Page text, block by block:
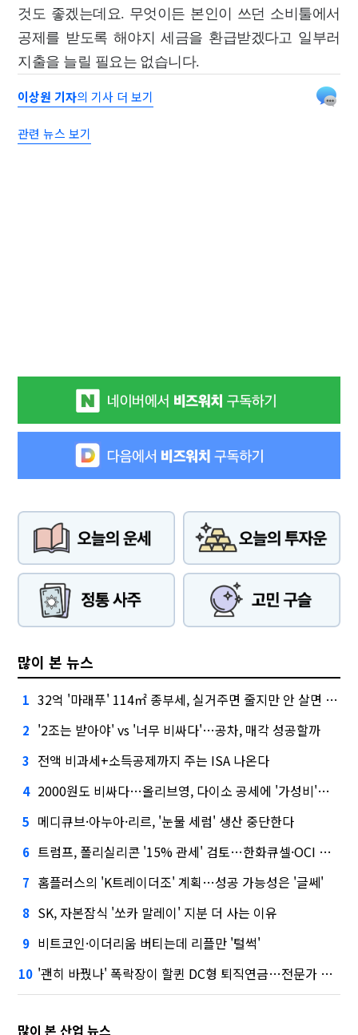
것도 좋겠는데요. 무엇이든 본인이 쓰던 소비툴에서
공제를 받도록 해야지 세금을 환급받겠다고 일부러
지출을 늘릴 필요는 없습니다.
이상원 기자의 기사 더 보기
관련 뉴스 보기
많이 본 뉴스
1 32억 '마래푸' 114㎡ 종부세, 실거주면 줄지만 안 살면 2.5배
2 '2조는 받아야' vs '너무 비싸다'…공차, 매각 성공할까
3 전액 비과세+소득공제까지 주는 ISA 나온다
4 2000원도 비싸다…올리브영, 다이소 공세에 '가성비'로 맞불
5 메디큐브·아누아·리르, '눈물 세럼' 생산 중단한다
6 트럼프, 폴리실리콘 '15% 관세' 검토…한화큐셀·OCI 영향은?
7 홈플러스의 'K트레이더조' 계획…성공 가능성은 '글쎄'
8 SK, 자본잠식 '쏘카 말레이' 지분 더 사는 이유
9 비트코인·이더리움 버티는데 리플만 '털썩'
10 '괜히 바꿨나' 폭락장이 할퀸 DC형 퇴직연금…전문가 조언은
많이 본 산업 뉴스